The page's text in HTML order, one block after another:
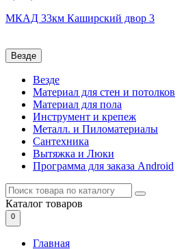
МКАД 33км Каширский двор 3
Везде
Везде
Материал для стен и потолков
Материал для пола
Инструмент и крепеж
Металл. и Пиломатериалы
Сантехника
Вытяжка и Люки
Программа для заказа Android
Каталог товаров
0
Главная